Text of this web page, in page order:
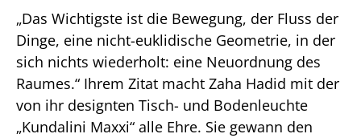
„Das Wichtigste ist die Bewegung, der Fluss der
Dinge, eine nicht-euklidische Geometrie, in der
sich nichts wiederholt: eine Neuordnung des
Raumes.“ Ihrem Zitat macht Zaha Hadid mit der
von ihr designten Tisch- und Bodenleuchte
„Kundalini Maxxi“ alle Ehre. Sie gewann den